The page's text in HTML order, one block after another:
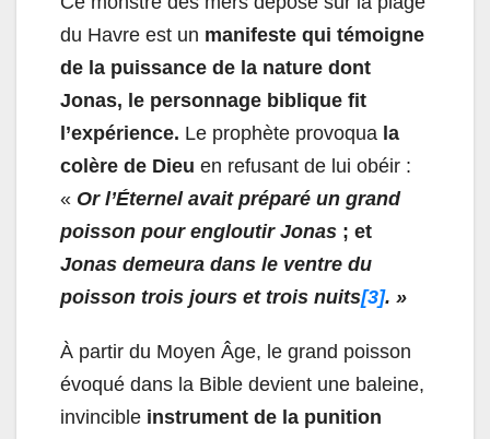
du Havre est un manifeste qui témoigne
de la puissance de la nature dont
Jonas, le personnage biblique fit
l’expérience. Le prophète provoqua la
colère de Dieu en refusant de lui obéir :
« Or l’Éternel avait préparé un grand
poisson pour engloutir Jonas ; et
Jonas demeura dans le ventre du
poisson trois jours et trois nuits[3]. »
À partir du Moyen Âge, le grand poisson
évoqué dans la Bible devient une baleine,
invincible instrument de la punition